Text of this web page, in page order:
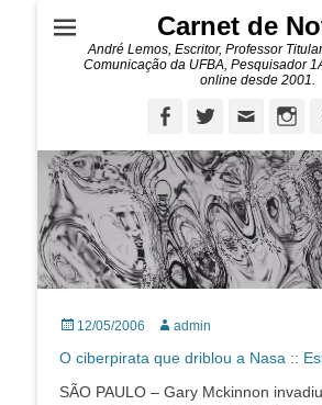
Carnet de
André Lemos, Escritor, Professor
Comunicação da UFBA, Pesquisador
online desde 2001.
FacebookTwitterEmail
Posted
12/05/2006 Autor:admin
O ciberpirata que driblou a Nasa ::
SÃO PAULO – Gary Mckinnon